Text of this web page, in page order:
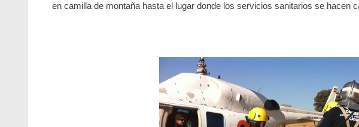
en camilla de montaña hasta el lugar donde los servicios sanitarios se hacen